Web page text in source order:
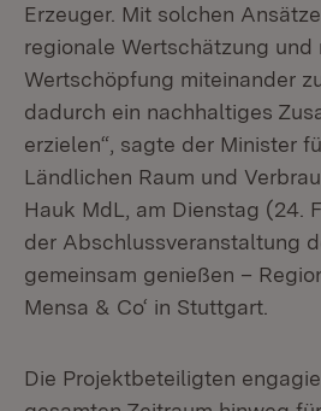
Erzeuger. Mit solchen
regionale Wertschätzung und
Wertschöpfung miteinander
dadurch ein nachhaltiges
erzielen“, sagte der Minister
Ländlichen Raum und
Hauk MdL, am Dienstag (24.
der Abschlussveranstaltung
gemeinsam genießen –
Mensa & Co‘ in Stuttgart.
Die Projektbeteiligten